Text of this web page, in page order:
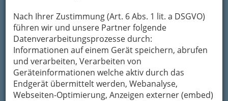
Nach Ihrer Zustimmung (Art. 6 Abs. 1 lit. a DSGVO)
führen wir und unsere Partner folgende
Datenverarbeitungsprozesse durch:
Informationen auf einem Gerät speichern, abrufen
und verarbeiten, Verarbeiten von
Geräteinformationen welche aktiv durch das
Endgerät übermittelt werden, Webanalyse,
Webseiten-Optimierung, Anzeigen externer (embed)
Ob Schüssler Salze oder Johanniskraut, in den
Apotheken Graz und Umgebung werden Sie nicht nur
zu Pharma-Produkten beraten
Das Wort stammt ursprünglich aus dem
griechischen und bezeichnet einen Bereich zur
Aufbewahrung von Lebensmitteln oder Wein; in
Klöstern jedoch wurde dieserLagerraum für